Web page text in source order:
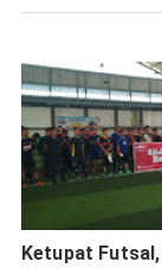
Ketupat